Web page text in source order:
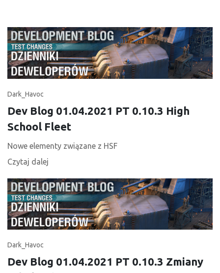
Dark_Havoc
Dev Blog 01.04.2021 PT 0.10.3 High
School Fleet
Nowe elementy związane z HSF
Czytaj dalej
Dark_Havoc
Dev Blog 01.04.2021 PT 0.10.3 Zmiany